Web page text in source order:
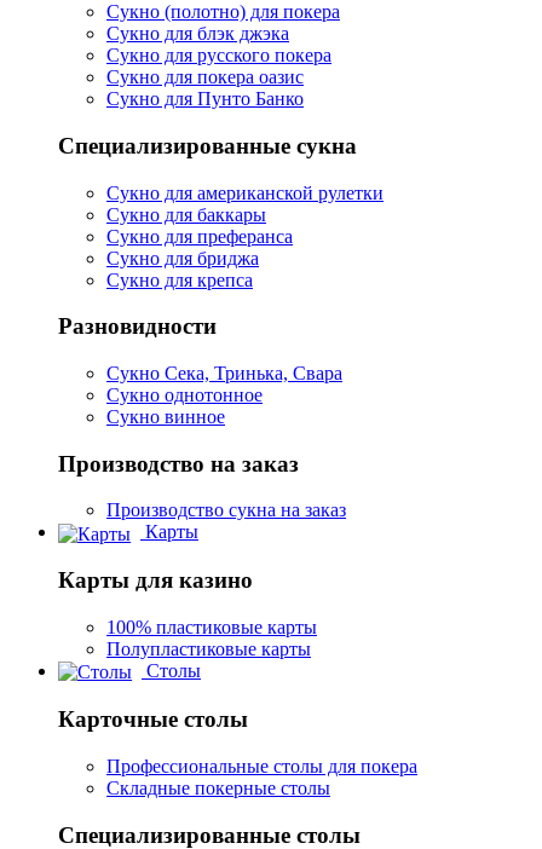
Сукно (полотно) для покера
Сукно для блэк джэка
Сукно для русского покера
Сукно для покера оазис
Сукно для Пунто Банко
Специализированные сукна
Сукно для американской рулетки
Сукно для баккары
Сукно для преферанса
Сукно для бриджа
Сукно для крепса
Разновидности
Сукно Сека, Тринька, Свара
Сукно однотонное
Сукно винное
Производство на заказ
Производство сукна на заказ
Карты
Карты для казино
100% пластиковые карты
Полупластиковые карты
Столы
Карточные столы
Профессиональные столы для покера
Складные покерные столы
Специализированные столы